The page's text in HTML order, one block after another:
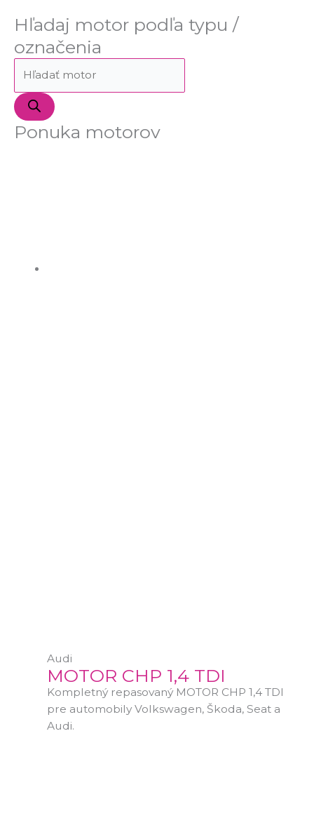
Hľadaj motor podľa typu /
označenia
Ponuka motorov
Audi
MOTOR CHP 1,4 TDI
Kompletný repasovaný MOTOR CHP 1,4 TDI
pre automobily Volkswagen, Škoda, Seat a
Audi.